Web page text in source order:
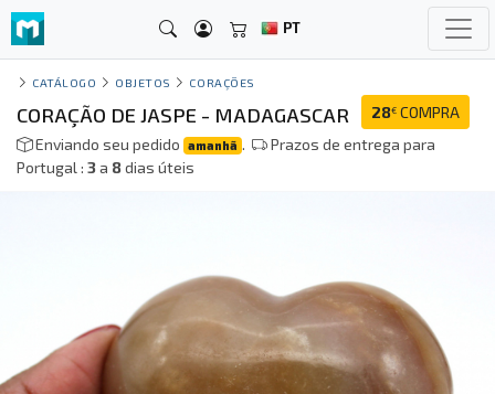
PT
CATÁLOGO OBJETOS CORAÇÕES
28€ COMPRA
CORAÇÃO DE JASPE - MADAGASCAR
Enviando seu pedido amanhã .
Prazos de entrega para
Portugal : 3a 8dias úteis